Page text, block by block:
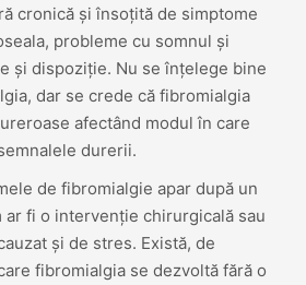
cronică și însoțită de simptome
probleme cu somnul și
și dispoziție. Nu se înțelege bine
dar se crede că fibromialgia
afectând modul în care
durerii.
de fibromialgie apar după un
ar fi o intervenție chirurgicală sau
și de stres. Există, de
fibromialgia se dezvoltă fără o